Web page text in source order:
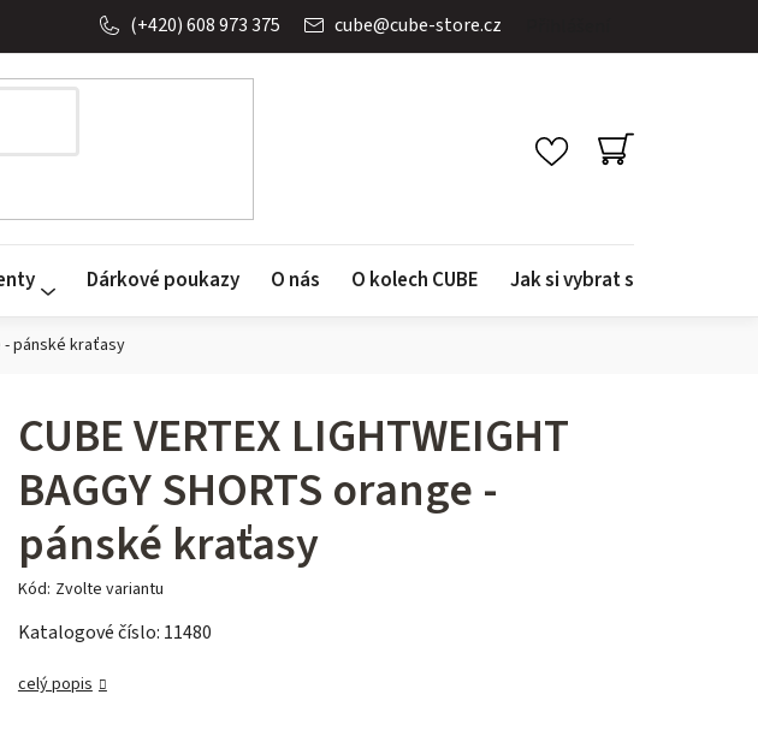
cube@cube-store.cz
(+420) 608 973 375
NÁKUPNÍ
KOŠÍK
Dárkové poukazy O nás O kolech CUBE Jak si vybrat správné kolo
- pánské kraťasy
CUBE VERTEX LIGHTWEIGHT
BAGGY SHORTS orange -
pánské kraťasy
Kód: Zvolte variantu
Katalogové číslo: 11480
celý popis